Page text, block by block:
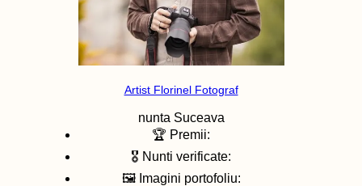
Artist Florinel Fotograf
nunta Suceava
🏆 Premii:
🎖️ Nunti verificate:
🖼️ Imagini portofoliu: